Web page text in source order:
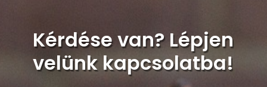
Kérdése van? Lépjen
velünk kapcsolatba!